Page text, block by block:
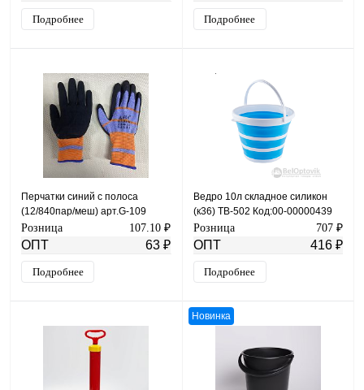
Подробнее Подробнее
Перчатки синий с полоса
(12/840пар/меш) арт.G-109
Розница 107.10 ₽
ОПТ 63 ₽
Подробнее
Ведро 10л складное силикон
(к36) ТВ-502 Код:00-00000439
Розница 707 ₽
ОПТ 416 ₽
Подробнее
Новинка